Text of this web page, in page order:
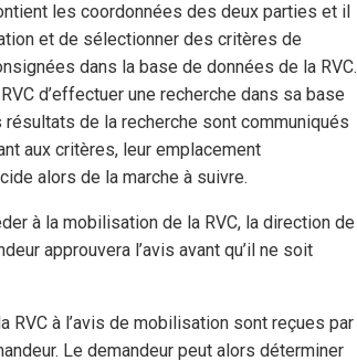
les coordonnées des deux parties et il
et de sélectionner des critères de
dans la base de données de la RVC.
d’effectuer une recherche dans sa base
de la recherche sont communiqués
aux critères, leur emplacement
alors de la marche à suivre.
à la mobilisation de la RVC, la direction de
approuvera l’avis avant qu’il ne soit
à l’avis de mobilisation sont reçues par
Le demandeur peut alors déterminer